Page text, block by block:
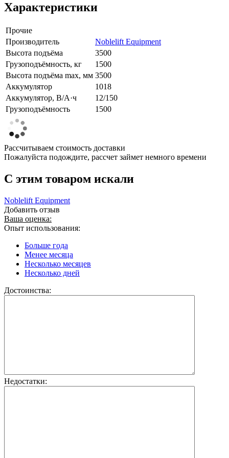
Характеристики
Прочие
Производитель
Noblelift Equipment
Высота подъёма
3500
Грузоподъёмность, кг
1500
Высота подъёма max, мм 3500
Аккумулятор
1018
Аккумулятор, В/А·ч
12/150
Грузоподъёмность
1500
Рассчитываем стоимость доставки
Пожалуйста подождите, рассчет займет немного времени
C этим товаром искали
Noblelift Equipment
Добавить отзыв
Ваша оценка:
Опыт использования:
Больше года
Менее месяца
Несколько месяцев
Несколько дней
Достоинства:
Недостатки: